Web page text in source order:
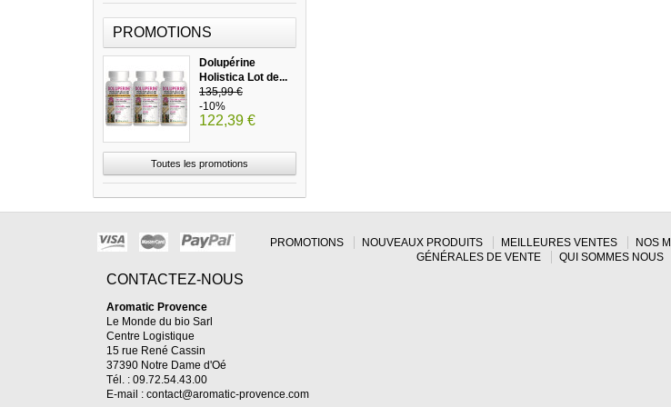
PROMOTIONS
Dolupérine
Holistica Lot de...
135,99 €
-10%
122,39 €
Toutes les promotions
PROMOTIONS NOUVEAUX PRODUITS MEILLEURES VENTES NOS
GÉNÉRALES DE VENTE
QUI SOMMES NOUS
CONTACTEZ-NOUS
Aromatic Provence
Le Monde du bio Sarl
Centre Logistique
15 rue René Cassin
37390 Notre Dame d'Oé
Tél. : 09.72.54.43.00
E-mail : contact@aromatic-provence.com